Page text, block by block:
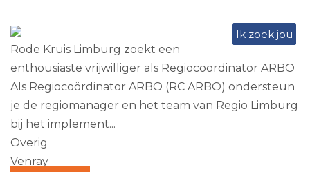
Ik zoek jou
Rode Kruis Limburg zoekt een
enthousiaste vrijwilliger als Regiocoördinator ARBO
Als Regiocoördinator ARBO (RC ARBO) ondersteun
je de regiomanager en het team van Regio Limburg
bij het implement...
Overig
Venray